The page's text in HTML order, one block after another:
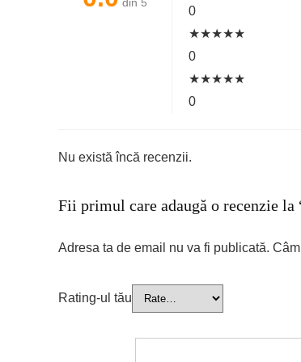
0
★★★★★
0
★★★★★
0
Nu există încă recenzii.
Fii primul care adaugă o recenzie
Adresa ta de email nu va fi publicată.
Rating-ul tău